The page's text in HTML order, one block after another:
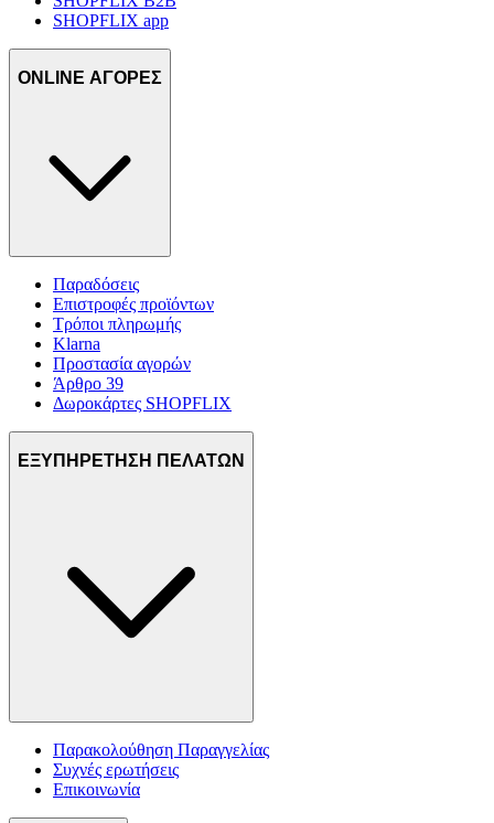
SHOPFLIX app
ONLINE ΑΓΟΡΕΣ
Παραδόσεις
Επιστροφές προϊόντων
Τρόποι πληρωμής
Klarna
Προστασία αγορών
Άρθρο 39
Δωροκάρτες SHOPFLIX
ΕΞΥΠΗΡΕΤΗΣΗ ΠΕΛΑΤΩΝ
Παρακολούθηση Παραγγελίας
Συχνές ερωτήσεις
Επικοινωνία